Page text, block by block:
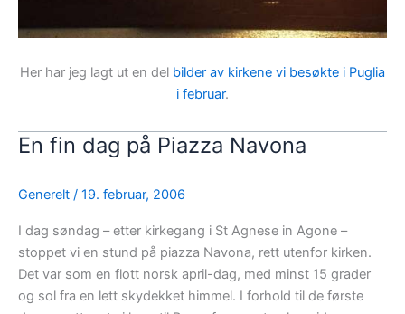
Her har jeg lagt ut en del bilder av kirkene vi besøkte i Puglia
i februar.
En fin dag på Piazza Navona
Generelt / 19. februar, 2006
I dag søndag – etter kirkegang i St Agnese in Agone –
stoppet vi en stund på piazza Navona, rett utenfor kirken.
Det var som en flott norsk april-dag, med minst 15 grader
og sol fra en lett skydekket himmel. I forhold til de første